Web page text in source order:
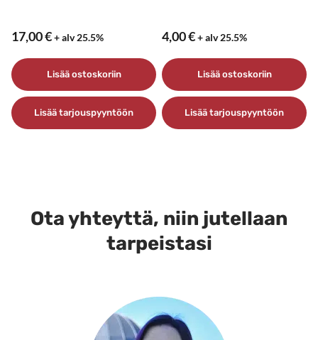
17,00€+ alv 25.5%
Lisää ostoskoriin
Lisää tarjouspyyntöön
4,00€+ alv 25.5%
Lisää ostoskoriin
Lisää tarjouspyyntöön
Ota yhteyttä, niin jutellaan
tarpeistasi